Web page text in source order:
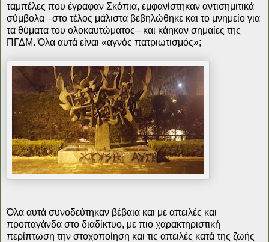
ταμπέλες που έγραφαν Σκόπια, εμφανίστηκαν αντισημιτικά
σύμβολα –στο τέλος μάλιστα βεβηλώθηκε και το μνημείο για
τα θύματα του ολοκαυτώματος– και κάηκαν σημαίες της
ΠΓΔΜ. Όλα αυτά είναι «αγνός πατριωτισμός»;
Όλα αυτά συνοδεύτηκαν βέβαια και με απειλές και
προπαγάνδα στο διαδίκτυο, με πιο χαρακτηριστική
περίπτωση την στοχοποίηση και τις απειλές κατά της ζωής